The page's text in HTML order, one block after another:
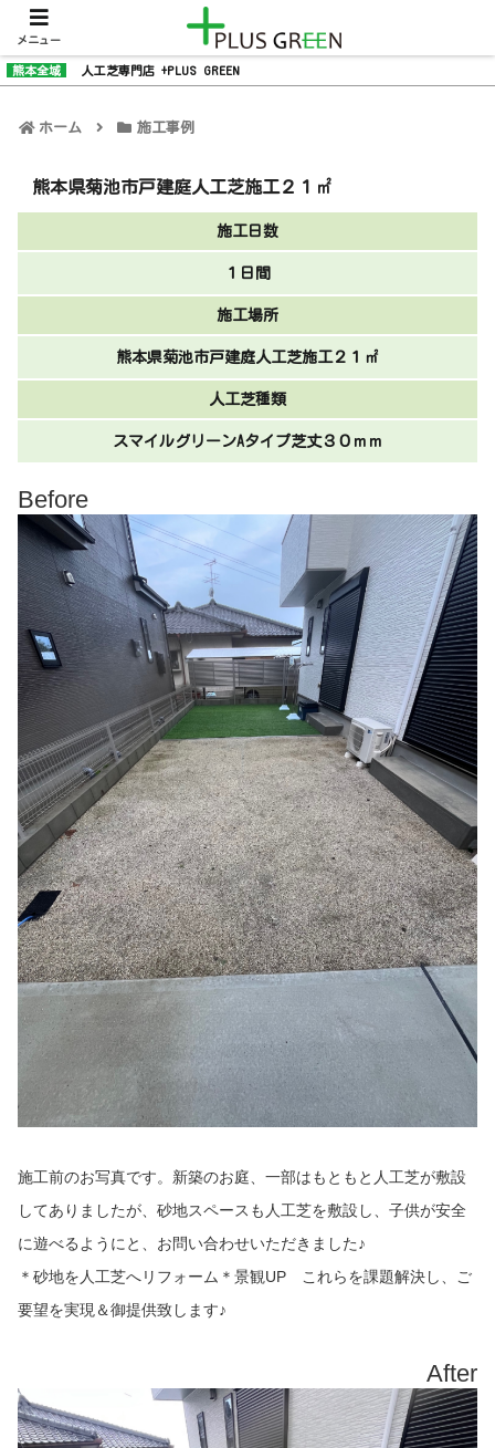
熊本全域 人工芝専門店 +PLUS GREEN
ホーム 施工事例
熊本県菊池市戸建庭人工芝施工２１㎡
施工日数
１日間
施工場所
熊本県菊池市戸建庭人工芝施工２１㎡
人工芝種類
スマイルグリーンAタイプ芝丈３０ｍｍ
Before
施工前のお写真です。新築のお庭、一部はもともと人工芝が敷設
してありましたが、砂地スペースも人工芝を敷設し、子供が安全
に遊べるようにと、お問い合わせいただきました♪
＊砂地を人工芝へリフォーム＊景観UP これらを課題解決し、ご
要望を実現＆御提供致します♪
After
メニュー